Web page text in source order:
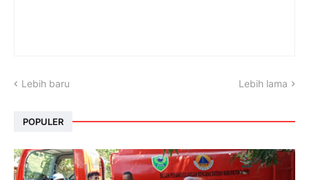
Lebih baru Lebih lama
POPULER